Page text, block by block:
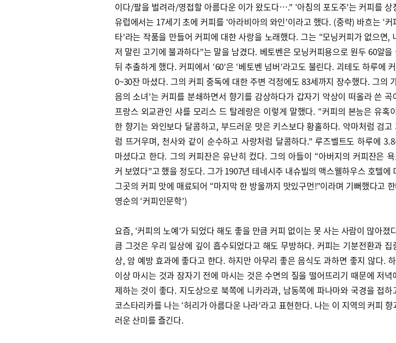
이다/팔을 벌려라/영접할 아름다운 이가 왔도다….” ‘아침의 포도주’는 커피를 상
유럽에서는 17세기 초에 커피를 ‘아라비아의 와인’이라고 했다. (중략) 바흐는 ‘커
타’라는 작품을 만들어 커피에 대한 사랑을 노래했다. 그는 “모닝커피가 없으면,
저 말린 고기에 불과하다”는 말을 남겼다. 베토벤은 모닝커피용으로 원두 60알을
뒤 추출하게 했다. 커피에서 ‘60’은 ‘베토벤 넘버’라고도 불린다. 괴테도 하루에
0~30잔 마셨다. 그의 커피 중독에 대한 주변 걱정에도 83세까지 장수했다. 그의
음의 소녀’는 커피를 분쇄하면서 향기를 감상하다가 갑자기 악상이 떠올라 쓴 곡
프랑스 외교관인 샤를 모리스 드 탈레랑은 이렇게 말했다. “커피의 본능은 유혹
한 향기는 와인보다 달콤하고, 부드러운 맛은 키스보다 황홀하다. 악마처럼 검고
럼 뜨거우며, 천사와 같이 순수하고 사랑처럼 달콤하다.” 루즈벨트도 하루에
마셨다고 한다. 그의 커피잔은 유난히 컸다. 그의 아들이 “아버지의 커피잔은
커 보였다”고 했을 정도다. 그가 1907년 테네시주 내슈빌의 맥스웰하우스 호텔에
그곳의 커피 맛에 매료되어 “마지막 한 방울까지 맛있구먼!”이라며 기뻐했다고
영순의 ‘커피인문학’)
요즘, ‘커피의 노예’가 되었다 해도 좋을 만큼 커피 없이는 못 사는 사람이 많아졌
큼 그것은 우리 일상에 깊이 흡수되었다고 해도 무방하다. 커피는 기분전환과 집
상, 암 예방 효과에 좋다고 한다. 하지만 아무리 좋은 음식도 과하면 좋지 않다.
이상 마시는 것과 잠자기 전에 마시는 것은 수면의 질을 떨어뜨리기 때문에 저녁
제하는 것이 좋다. 지도상으로 북쪽에 니카라과, 남동쪽에 파나마와 국경을 접하
코스타리카를 나는 ‘허리가 아름다운 나라’라고 표현한다. 나는 이 지역의 커피 향
러운 산미를 즐긴다.